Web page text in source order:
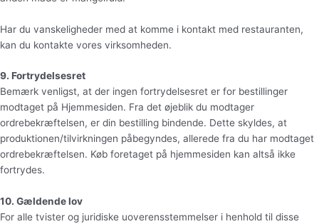
Har du vanskeligheder med at komme i kontakt med restauranten,
kan du kontakte vores virksomheden.
9. Fortrydelsesret
Bemærk venligst, at der ingen fortrydelsesret er for bestillinger
modtaget på Hjemmesiden. Fra det øjeblik du modtager
ordrebekræftelsen, er din bestilling bindende. Dette skyldes, at
produktionen/tilvirkningen påbegyndes, allerede fra du har modtaget
ordrebekræftelsen. Køb foretaget på hjemmesiden kan altså ikke
fortrydes.
10. Gældende lov
For alle tvister og juridiske uoverensstemmelser i henhold til disse